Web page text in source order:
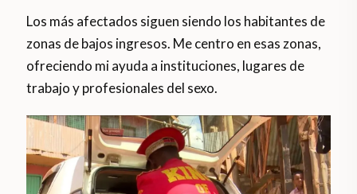
Los más afectados siguen siendo los habitantes de
zonas de bajos ingresos. Me centro en esas zonas,
ofreciendo mi ayuda a instituciones, lugares de
trabajo y profesionales del sexo.